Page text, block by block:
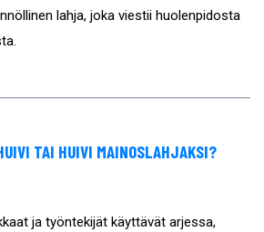
lahja, joka viestii huolenpidosta
TAI HUIVI MAINOSLAHJAKSI?
ja työntekijät käyttävät arjessa,